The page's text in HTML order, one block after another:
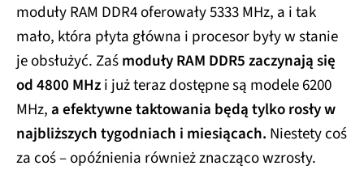
moduły RAM DDR4 oferowały 5333 MHz, a i tak
mało, która płyta główna i procesor były w stanie
je obsłużyć. Zaśmoduły RAM DDR5 zaczynają się
od 4800 MHzi już teraz dostępne są modele 6200
MHz,a efektywne taktowania będą tylko rosły w
najbliższych tygodniach i miesiącach. Niestety coś
za coś – opóźnienia również znacząco wzrosły.